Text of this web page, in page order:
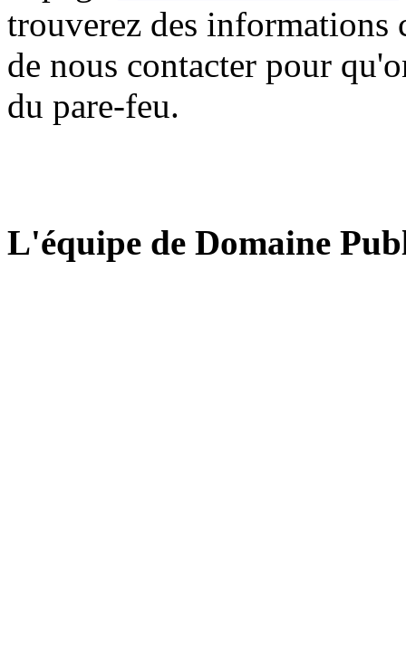
trouverez des informations
de nous contacter pour
du pare-feu.
L'équipe de Domaine